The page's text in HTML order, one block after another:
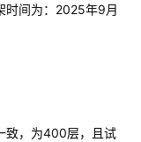
时间为：2025年9月
致，为400层，且试